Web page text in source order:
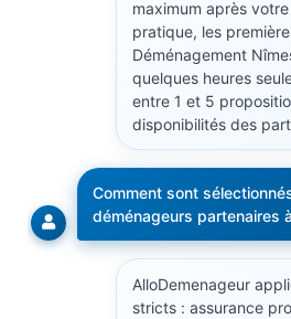
maximum après
pratique, les
Déménagement
quelques heures
entre 1 et 5
disponibilités des
Comment sont
déménageurs partenaires
AlloDemenageur
stricts : assurance